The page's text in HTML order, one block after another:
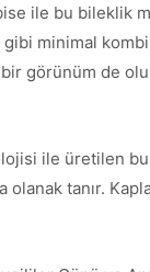
ile bu bileklik
minimal
bir görünüm de
ile üretilen
tanır.